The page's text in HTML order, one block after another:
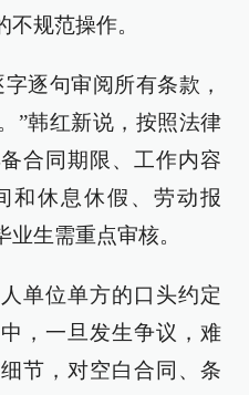
规范操作。
逐句审阅所有条款，
”韩红新说，按照法律
合同期限、工作内容
和休息休假、劳动报
生需重点审核。
单位单方的口头约定
，一旦发生争议，难
节，对空白合同、条